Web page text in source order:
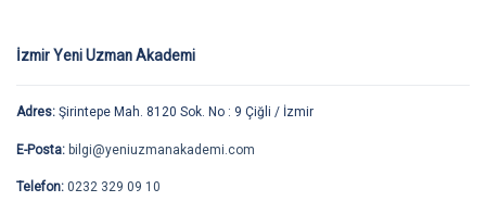
İzmir Yeni Uzman Akademi
Adres: Şirintepe Mah. 8120 Sok. No : 9 Çiğli / İzmir
E-Posta: bilgi@yeniuzmanakademi.com
Telefon: 0232 329 09 10